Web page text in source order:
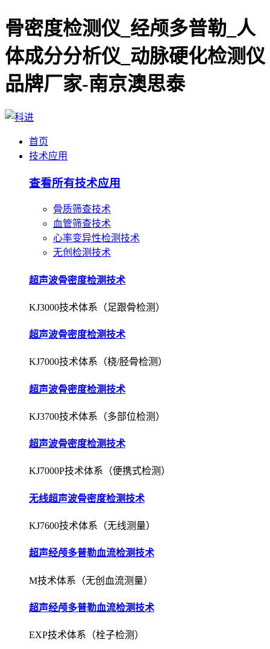
骨密度检测仪_经颅多普勒_人
体成分分析仪_动脉硬化检测仪
品牌厂家-南京澳思泰
首页
技术应用
查看所有技术应用
骨质筛查技术
血管筛查技术
心率变异性检测技术
无创检测技术
超声波骨密度检测技术
KJ3000技术体系（足跟骨检测）
超声波骨密度检测技术
KJ7000技术体系（桡/胫骨检测）
超声波骨密度检测技术
KJ3700技术体系（多部位检测）
超声波骨密度检测技术
KJ7000P技术体系（便携式检测）
无线超声波骨密度检测技术
KJ7600技术体系（无线测量）
超声经颅多普勒血流检测技术
M技术体系（无创血流测量）
超声经颅多普勒血流检测技术
EXP技术体系（栓子检测）